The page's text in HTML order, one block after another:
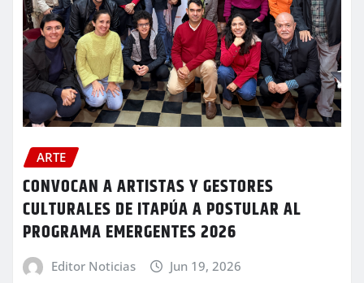
ARTE
CONVOCAN A ARTISTAS Y GESTORES
CULTURALES DE ITAPÚA A POSTULAR AL
PROGRAMA EMERGENTES 2026
Editor Noticias Jun 19, 2026